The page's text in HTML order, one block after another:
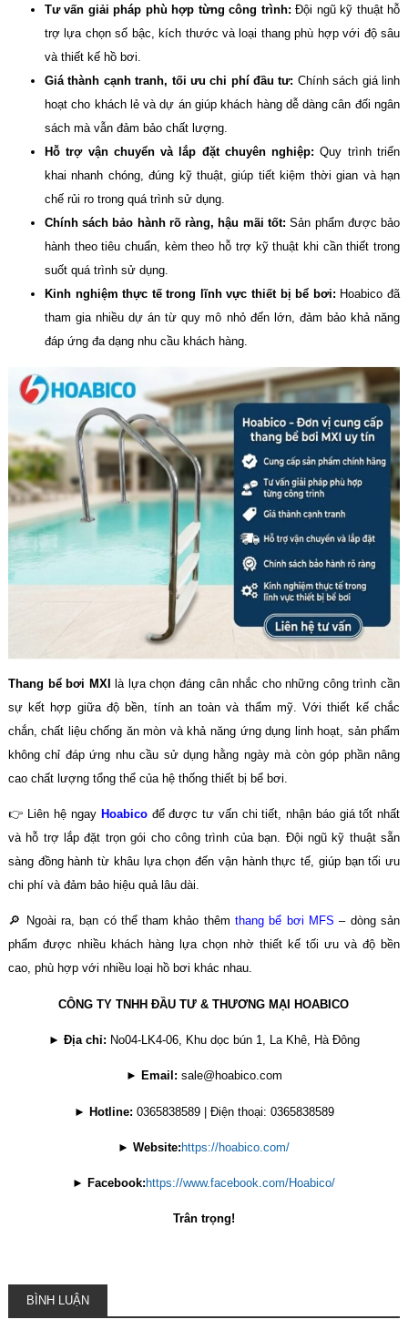
Tư vấn giải pháp phù hợp từng công trình: Đội ngũ kỹ thuật hỗ
trợ lựa chọn số bậc, kích thước và loại thang phù hợp với độ sâu
và thiết kế hồ bơi.
Giá thành cạnh tranh, tối ưu chi phí đầu tư: Chính sách giá linh
hoạt cho khách lẻ và dự án giúp khách hàng dễ dàng cân đối ngân
sách mà vẫn đảm bảo chất lượng.
Hỗ trợ vận chuyển và lắp đặt chuyên nghiệp: Quy trình triển
khai nhanh chóng, đúng kỹ thuật, giúp tiết kiệm thời gian và hạn
chế rủi ro trong quá trình sử dụng.
Chính sách bảo hành rõ ràng, hậu mãi tốt: Sản phẩm được bảo
hành theo tiêu chuẩn, kèm theo hỗ trợ kỹ thuật khi cần thiết trong
suốt quá trình sử dụng.
Kinh nghiệm thực tế trong lĩnh vực thiết bị bể bơi: Hoabico đã
tham gia nhiều dự án từ quy mô nhỏ đến lớn, đảm bảo khả năng
đáp ứng đa dạng nhu cầu khách hàng.
Thang bể bơi MXI là lựa chọn đáng cân nhắc cho những công trình cần
sự kết hợp giữa độ bền, tính an toàn và thẩm mỹ. Với thiết kế chắc
chắn, chất liệu chống ăn mòn và khả năng ứng dụng linh hoạt, sản phẩm
không chỉ đáp ứng nhu cầu sử dụng hằng ngày mà còn góp phần nâng
cao chất lượng tổng thể của hệ thống thiết bị bể bơi.
👉 Liên hệ ngayHoabicođể được tư vấn chi tiết, nhận báo giá tốt nhất
và hỗ trợ lắp đặt trọn gói cho công trình của bạn. Đội ngũ kỹ thuật sẵn
sàng đồng hành từ khâu lựa chọn đến vận hành thực tế, giúp bạn tối ưu
chi phí và đảm bảo hiệu quả lâu dài.
🔎 Ngoài ra, bạn có thể tham khảo thêmthang bể bơi MFS – dòng sản
phẩm được nhiều khách hàng lựa chọn nhờ thiết kế tối ưu và độ bền
cao, phù hợp với nhiều loại hồ bơi khác nhau.
CÔNG TY TNHH ĐẦU TƯ & THƯƠNG MẠI HOABICO
► Địa chỉ: No04-LK4-06, Khu dọc bún 1, La Khê, Hà Đông
► Email: sale@hoabico.com
► Hotline: 0365838589 | Điện thoại: 0365838589
►Website: https://hoabico.com/
► Facebook: https://www.facebook.com/Hoabico/
Trân trọng!
BÌNH LUẬN